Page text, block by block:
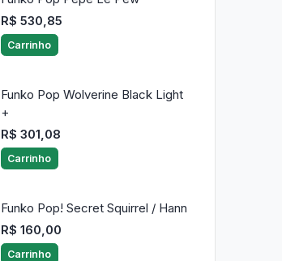
R$ 530,85
Carrinho
Funko Pop Wolverine Black Light
+
R$ 301,08
Carrinho
Funko Pop! Secret Squirrel / Hann
R$ 160,00
Carrinho